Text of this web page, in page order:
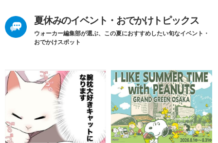
夏休みのイベント・おでかけトピックス
ウォーカー編集部が選ぶ、この夏におすすめしたい旬なイベント・
おでかけスポット